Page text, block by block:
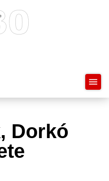
menu
Dorkó